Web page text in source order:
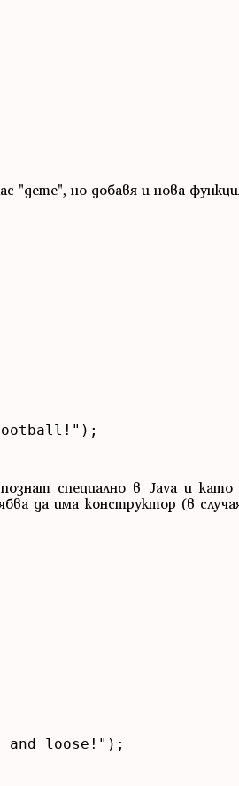
"дете", но добавя и нова
специално в Java и като
да има конструктор (в
and loose!");